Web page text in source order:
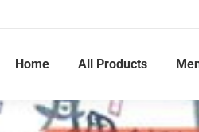
Home All Products